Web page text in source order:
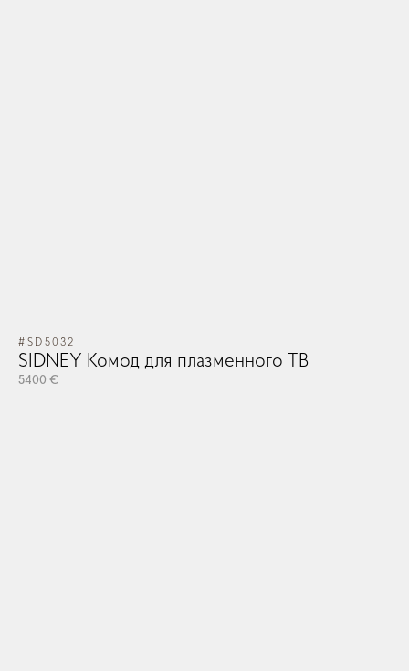
#SD5032
SIDNEY Комод для плазменного ТВ
5400 €